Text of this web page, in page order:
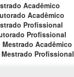
Acadêmico
Doutorado Acadêmico
Profissional
Profissional
Mestrado
Mestrado